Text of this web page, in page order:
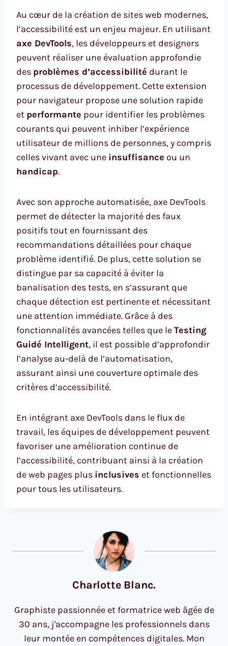
Au cœur de la création de sites web modernes,
l’accessibilité est un enjeu majeur. En utilisant
axe DevTools, les développeurs et designers
peuvent réaliser une évaluation approfondie
des problèmes d’accessibilité durant le
processus de développement. Cette extension
pour navigateur propose une solution rapide
et performante pour identifier les problèmes
courants qui peuvent inhiber l’expérience
utilisateur de millions de personnes, y compris
celles vivant avec une insuffisance ou un
handicap.
Avec son approche automatisée, axe DevTools
permet de détecter la majorité des faux
positifs tout en fournissant des
recommandations détaillées pour chaque
problème identifié. De plus, cette solution se
distingue par sa capacité à éviter la
banalisation des tests, en s’assurant que
chaque détection est pertinente et nécessitant
une attention immédiate. Grâce à des
fonctionnalités avancées telles que leTesting
Guidé Intelligent, il est possible d’approfondir
l’analyse au-delà de l’automatisation,
assurant ainsi une couverture optimale des
critères d’accessibilité.
En intégrant axe DevTools dans le flux de
travail, les équipes de développement peuvent
favoriser une amélioration continue de
l’accessibilité, contribuant ainsi à la création
de web pages plus inclusives et fonctionnelles
pour tous les utilisateurs.
Charlotte Blanc.
Graphiste passionnée et formatrice web âgée de
30 ans, j'accompagne les professionnels dans
leur montée en compétences digitales. Mon